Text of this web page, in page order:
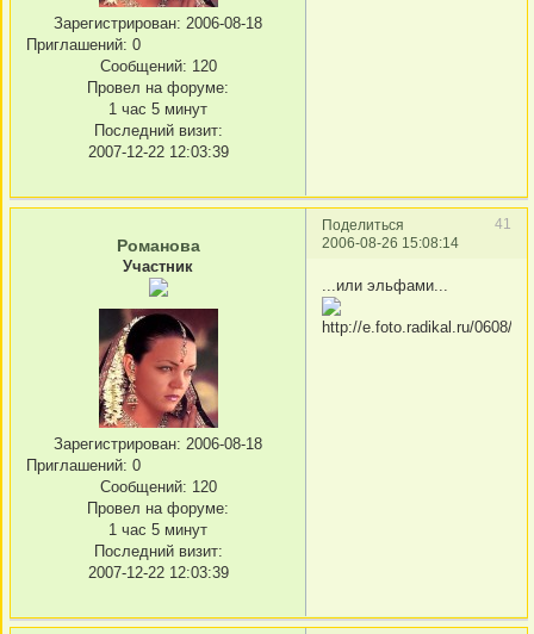
Зарегистрирован: 2006-08-18
Приглашений: 0
Сообщений: 120
Провел на форуме:
1 час 5 минут
Последний визит:
2007-12-22 12:03:39
Поделиться
41
2006-08-26 15:08:14
Романова
Участник
Зарегистрирован: 2006-08-18
Приглашений: 0
Сообщений: 120
Провел на форуме:
1 час 5 минут
Последний визит:
2007-12-22 12:03:39
...или эльфами...